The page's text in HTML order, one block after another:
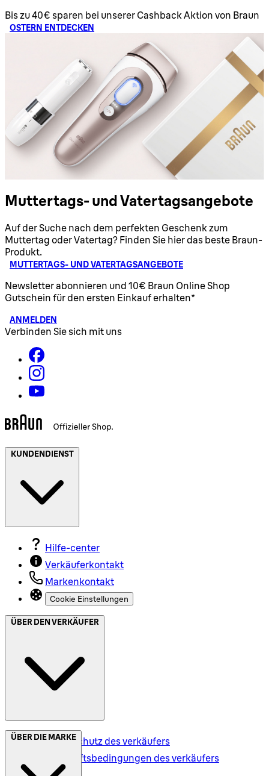
Bis zu 40€ sparen bei unserer Cashback Aktion von Braun
OSTERN ENTDECKEN
Muttertags- und Vatertagsangebote
Auf der Suche nach dem perfekten Geschenk zum
Muttertag oder Vatertag? Finden Sie hier das beste Braun-
Produkt.
MUTTERTAGS- UND VATERTAGSANGEBOTE
Newsletter abonnieren und 10€ Braun Online Shop
Gutschein für den ersten Einkauf erhalten*
ANMELDEN
Verbinden Sie sich mit uns
KUNDENDIENST
Hilfe-center
Verkäuferkontakt
Markenkontakt
Cookie Einstellungen
ÜBER DEN VERKÄUFER
Datenschutz des verkäufers
Geschäftsbedingungen des verkäufers
ÜBER DIE MARKE